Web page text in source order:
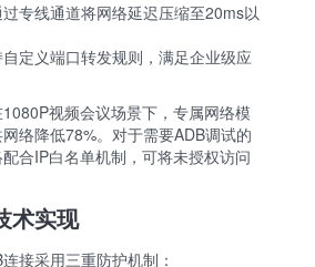
过专线通道将网络延迟压缩至20ms以
自定义端口转发规则，满足企业级应
视频会议场景下，专属网络模
络降低78%。对于需要ADB调试的
合IP白名单机制，可将未授权访问
术实现
接采用三重防护机制：